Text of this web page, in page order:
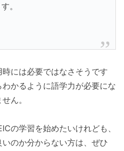
。
には必要ではなさそうです
かるように語学力が必要にな
ん。
の学習を始めたいけれども、
のか分からない方は、ぜひ